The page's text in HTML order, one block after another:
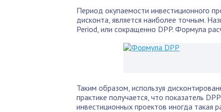
Период окупаемости инвестиционного
дисконта, является наиболее точным.
Period, или сокращенно DPP. Формула
Таким образом, используя
практике получается, что показатель
инвестиционных проектов иногда такая